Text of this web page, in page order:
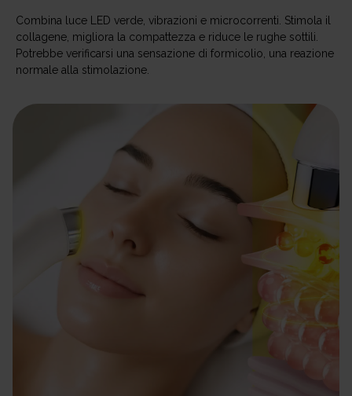
Combina luce LED verde, vibrazioni e microcorrenti. Stimola il
collagene, migliora la compattezza e riduce le rughe sottili.
Potrebbe verificarsi una sensazione di formicolio, una reazione
normale alla stimolazione.